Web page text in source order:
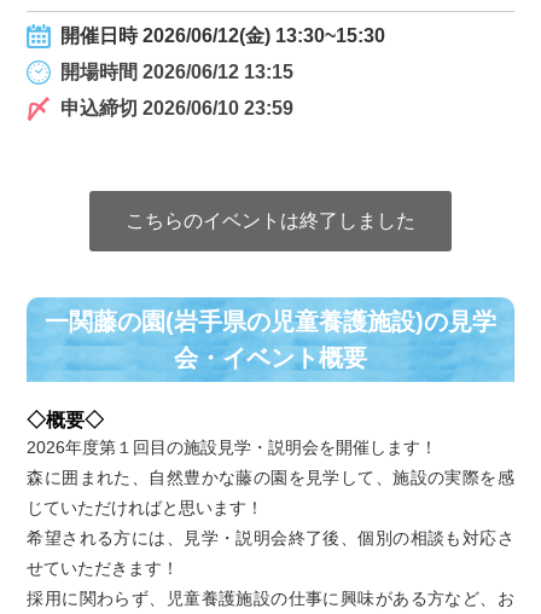
開催日時 2026/06/12(金) 13:30~15:30
開場時間 2026/06/12 13:15
申込締切 2026/06/10 23:59
こちらのイベントは終了しました
一関藤の園(岩手県の児童養護施設)の⾒学
会・イベント概要
◇概要◇
2026年度第１回目の施設見学・説明会を開催します！
森に囲まれた、自然豊かな藤の園を見学して、施設の実際を感
じていただければと思います！
希望される方には、見学・説明会終了後、個別の相談も対応さ
せていただきます！
採用に関わらず、児童養護施設の仕事に興味がある方など、お